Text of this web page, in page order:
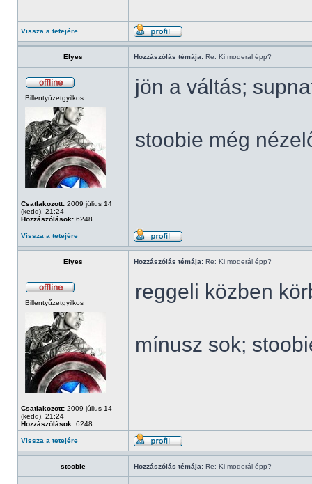
Vissza a tetejére
Elyes Hozzászólás témája: Re: Ki moderál épp?
Billentyűzetgyilkos
Csatlakozott: 2009 július 14
(kedd), 21:24
Hozzászólások: 6248
jön a váltás;
stoobie még
Vissza a tetejére
Elyes Hozzászólás témája: Re: Ki moderál épp?
Billentyűzetgyilkos
Csatlakozott: 2009 július 14
(kedd), 21:24
Hozzászólások: 6248
reggeli közben
mínusz sok;
Vissza a tetejére
stoobie Hozzászólás témája: Re: Ki moderál épp?